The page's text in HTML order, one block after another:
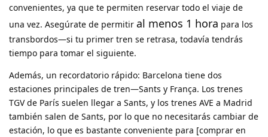
convenientes, ya que te permiten reservar todo el viaje de
una vez. Asegúrate de permitir al menos 1 hora para los
transbordos—si tu primer tren se retrasa, todavía tendrás
tiempo para tomar el siguiente.
Además, un recordatorio rápido: Barcelona tiene dos
estaciones principales de tren—Sants y França. Los trenes
TGV de París suelen llegar a Sants, y los trenes AVE a Madrid
también salen de Sants, por lo que no necesitarás cambiar de
estación, lo que es bastante conveniente para [comprar en